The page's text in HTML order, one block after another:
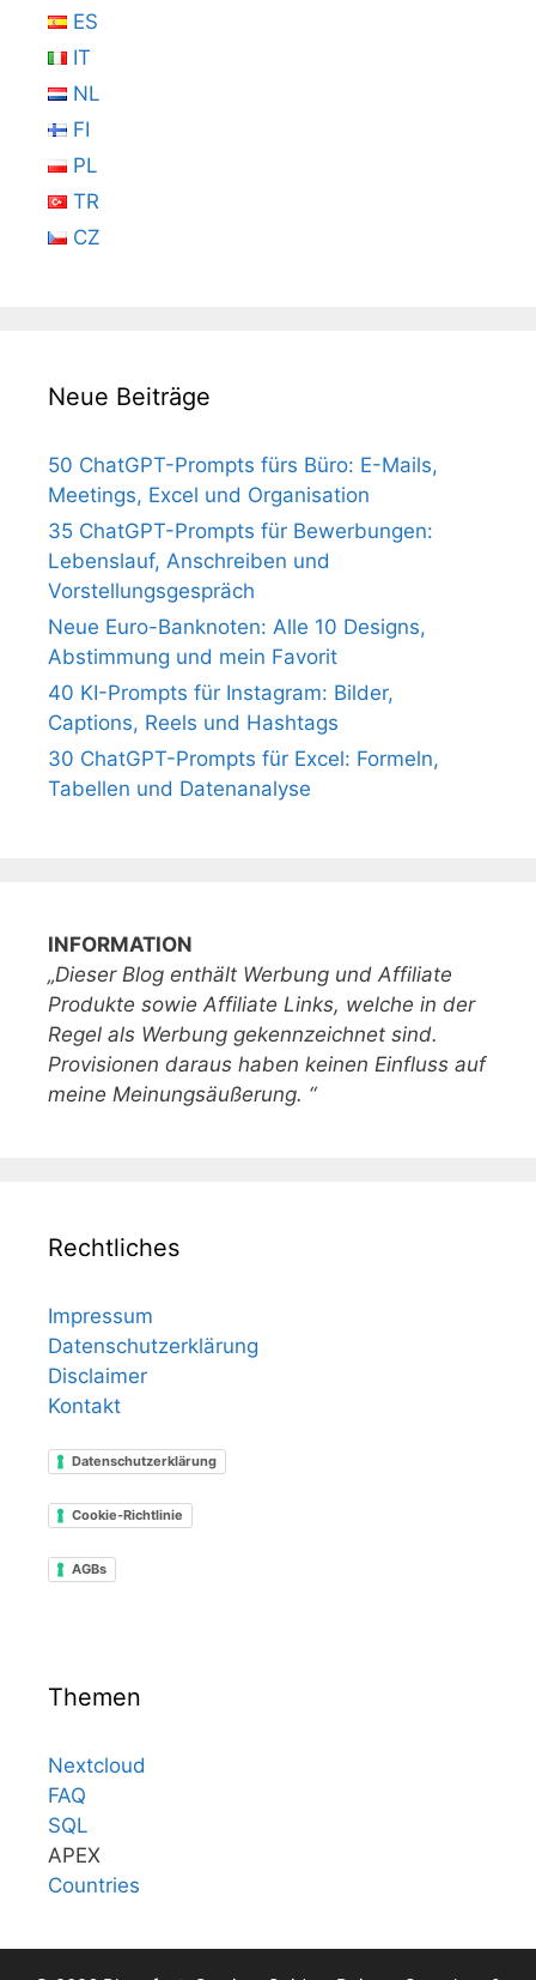
ES
IT
NL
FI
PL
TR
CZ
Neue Beiträge
50 ChatGPT-Prompts fürs Büro: E-Mails,
Meetings, Excel und Organisation
35 ChatGPT-Prompts für Bewerbungen:
Lebenslauf, Anschreiben und
Vorstellungsgespräch
Neue Euro-Banknoten: Alle 10 Designs,
Abstimmung und mein Favorit
40 KI-Prompts für Instagram: Bilder,
Captions, Reels und Hashtags
30 ChatGPT-Prompts für Excel: Formeln,
Tabellen und Datenanalyse
INFORMATION
„Dieser Blog enthält Werbung und Affiliate
Produkte sowie Affiliate Links, welche in der
Regel als Werbung gekennzeichnet sind.
Provisionen daraus haben keinen Einfluss auf
meine Meinungsäußerung. “
Rechtliches
Impressum
Datenschutzerklärung
Disclaimer
Kontakt
Datenschutzerklärung
Cookie-Richtlinie
AGBs
Themen
Nextcloud
FAQ
SQL
APEX
Countries